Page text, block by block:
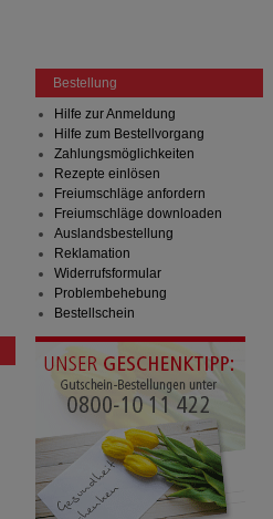
Bestellung
Hilfe zur Anmeldung
Hilfe zum Bestellvorgang
Zahlungsmöglichkeiten
Rezepte einlösen
Freiumschläge anfordern
Freiumschläge downloaden
Auslandsbestellung
Reklamation
Widerrufsformular
Problembehebung
Bestellschein